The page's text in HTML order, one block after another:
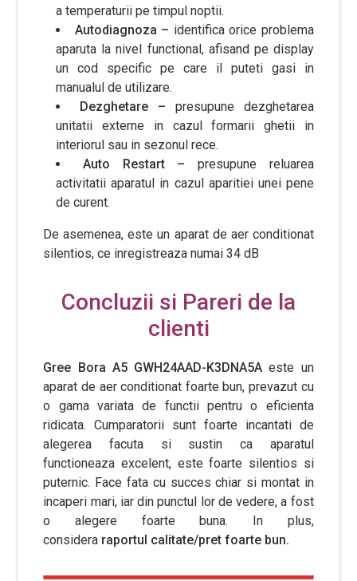
a temperaturii pe timpul noptii.
Autodiagnoza – identifica orice problema
aparuta la nivel functional, afisand pe display
un cod specific pe care il puteti gasi in
manualul de utilizare.
Dezghetare – presupune dezghetarea
unitatii externe in cazul formarii ghetii in
interiorul sau in sezonul rece.
Auto Restart – presupune reluarea
activitatii aparatul in cazul aparitiei unei pene
de curent.
De asemenea, este un aparat de aer conditionat
silentios, ce inregistreaza numai 34 dB
Concluzii si Pareri de la
clienti
Gree Bora A5 GWH24AAD-K3DNA5Aeste un
aparat de aer conditionat foarte bun, prevazut cu
o gama variata de functii pentru o eficienta
ridicata. Cumparatorii sunt foarte incantati de
alegerea facuta si sustin ca aparatul
functioneaza excelent, este foarte silentios si
puternic. Face fata cu succes chiar si montat in
incaperi mari, iar din punctul lor de vedere, a fost
o alegere foarte buna. In plus,
considera raportul calitate/pret foarte bun.